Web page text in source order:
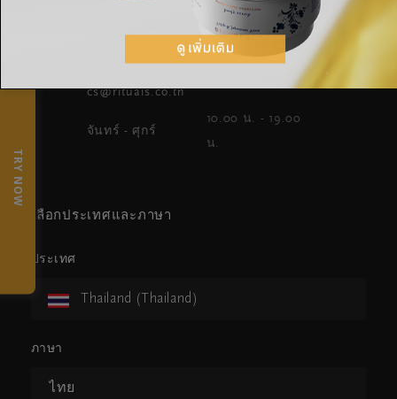
TRY NOW
ต้องการความช่วยเหลือ? อีเมลหาเรา
หรือ แชตกับเรา
cs@rituals.co.th
จันทร์ - ศุกร์
10.00 น. - 19.00
น.
เลือกประเทศและภาษา
ประเทศ
Thailand (Thailand)
ภาษา
ไทย